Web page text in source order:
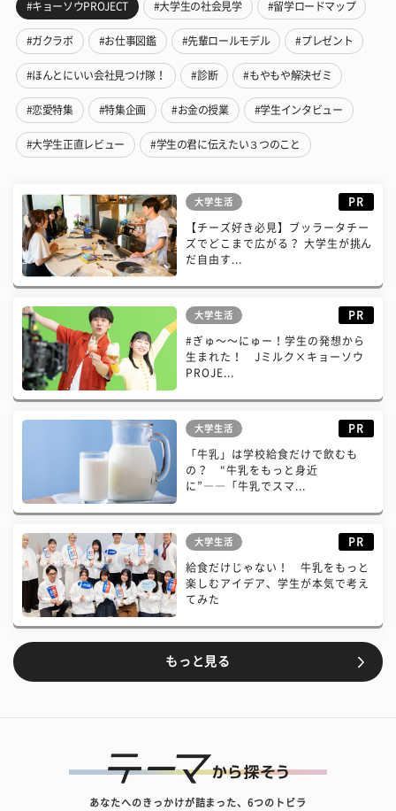
#キョーソウPROJECT #大学生の社会見学 #留学ロードマップ
#ガクラボ #お仕事図鑑 #先輩ロールモデル #プレゼント
#ほんとにいい会社見つけ隊！ #診断 #もやもや解決ゼミ
#恋愛特集 #特集企画 #お金の授業 #学生インタビュー
#大学生正直レビュー #学生の君に伝えたい３つのこと
大学生活 PR
【チーズ好き必見】ブッラータチー
ズでどこまで広がる？ 大学生が挑ん
だ自由す...
大学生活 PR
#ぎゅ〜〜にゅー！学生の発想から
生まれた！ Jミルク×キョーソウ
PROJE...
大学生活 PR
「牛乳」は学校給食だけで飲むも
の？ “牛乳をもっと身近
に”――「牛乳でスマ...
大学生活 PR
給食だけじゃない！ 牛乳をもっと
楽しむアイデア、学生が本気で考え
てみた
もっと見る
あなたへのきっかけが詰まった、6つのトビラ